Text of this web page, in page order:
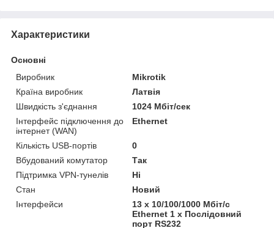
Характеристики
Основні
Виробник
Mikrotik
Країна виробник
Латвія
Швидкість з'єднання
1024 Мбіт/сек
Інтерфейс підключення до
інтернет (WAN)
Ethernet
Кількість USB-портів
0
Вбудований комутатор
Так
Підтримка VPN-тунелів
Ні
Стан
Новий
Інтерфейси
13 х 10/100/1000 Мбіт/с
Ethernet 1 x Послідовний
порт RS232